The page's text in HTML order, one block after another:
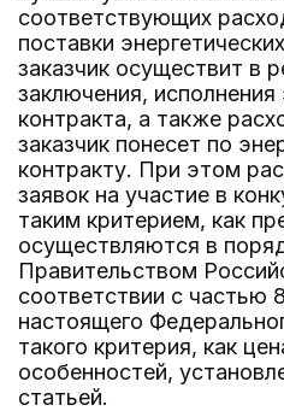
соответствующих
поставки
заказчик осуществит в
заключения, исполнения
контракта, а также
заказчик понесет по
контракту. При этом
заявок на участие в
таким критерием, как
осуществляются в
Правительством
соответствии с частью
настоящего
такого критерия, как
особенностей,
статьей.